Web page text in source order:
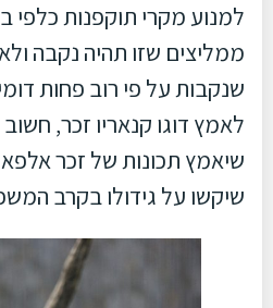
למנוע מקרי תוקפנות כלפי
ממליצים שזו תהיה נקבה ולא
שנקבות על פי רוב פחות
לאמץ דוגו קנאריו זכר, חשוב
שיאמץ תכונות של זכר אלפא
שיקשו על גידולו בקרב